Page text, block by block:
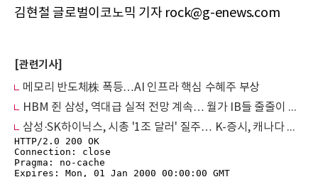
김현철 글로벌이코노믹 기자 rock@g-enews.com
[관련기사]
메모리 반도체株 폭등…AI 인프라 핵심 수혜주 부상
HBM 쥔 삼성, 역대급 실적 전망 계속… 월가 IB들 줄줄이 목표가 상향
삼성·SK하이닉스, 시총 '1조 달러' 질주… K-증시, 캐나다 꺾고 '세계 7위' 증시 올라